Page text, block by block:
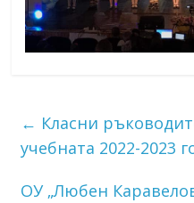
← Класни
учебната 2022-2023
ОУ „Любен